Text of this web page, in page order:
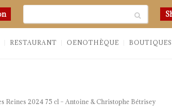
Chercher
RESTAURANT OENOTHÈQUE BOUTIQUES
Reines 2024 75 cl – Antoine & Christophe Bétrisey